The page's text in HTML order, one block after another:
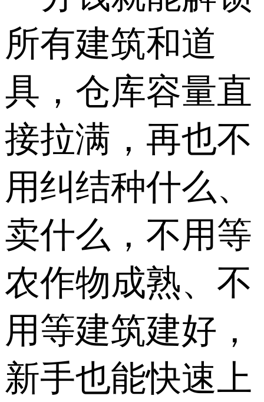
所有建筑和道
具，仓库容量直
接拉满，再也不
用纠结种什么、
卖什么，不用等
农作物成熟、不
用等建筑建好，
新手也能快速上